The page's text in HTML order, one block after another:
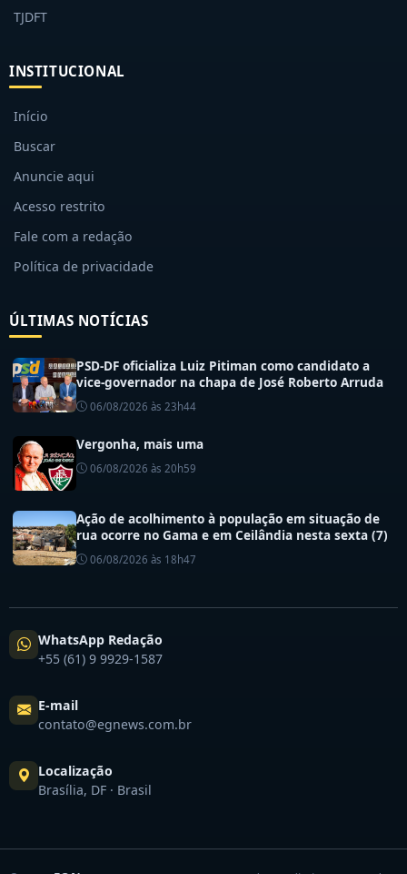
TJDFT
INSTITUCIONAL
Início
Buscar
Anuncie aqui
Acesso restrito
Fale com a redação
Política de privacidade
ÚLTIMAS NOTÍCIAS
PSD-DF oficializa Luiz Pitiman como candidato a
vice-governador na chapa de José Roberto Arruda
06/08/2026 às 23h44
Vergonha, mais uma
06/08/2026 às 20h59
Ação de acolhimento à população em situação de
rua ocorre no Gama e em Ceilândia nesta sexta (7)
06/08/2026 às 18h47
WhatsApp Redação
+55 (61) 9 9929-1587
E-mail
contato@egnews.com.br
Localização
Brasília, DF · Brasil